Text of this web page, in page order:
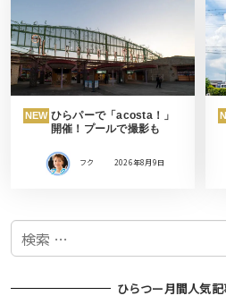
NEW ひらパーで「acosta！」
開催！プールで撮影も
フク 2026年8月9日
検
ひらつー月間人気